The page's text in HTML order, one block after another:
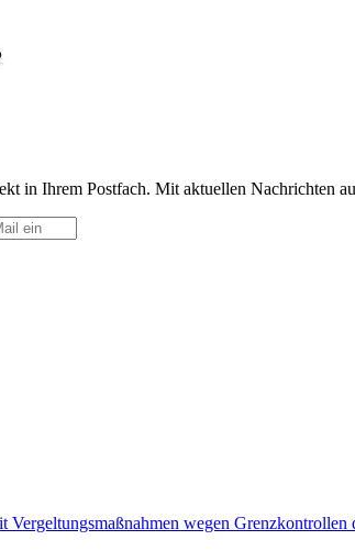
in Ihrem Postfach. Mit aktuellen Nachrichten
Vergeltungsmaßnahmen wegen Grenzkontrollen